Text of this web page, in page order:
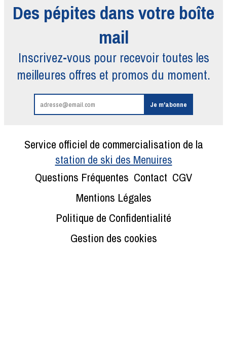
Des pépites dans votre boîte
mail
Inscrivez-vous pour recevoir toutes les
meilleures offres et promos du moment.
Service officiel de commercialisation de la
station de ski des Menuires
Questions Fréquentes Contact CGV
Mentions Légales
Politique de Confidentialité
Gestion des cookies